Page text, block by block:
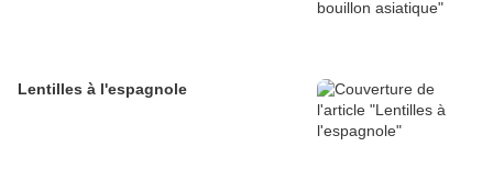
Lentilles à l'espagnole